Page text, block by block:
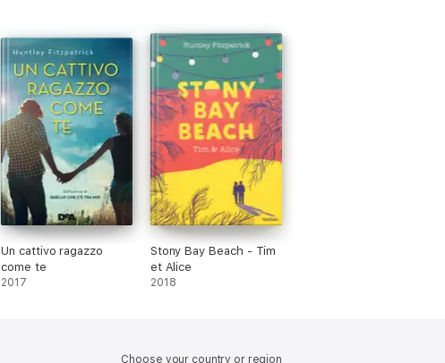
Un cattivo ragazzo
come te
2017
Stony Bay Beach - Tim
et Alice
2018
Choose your country or region